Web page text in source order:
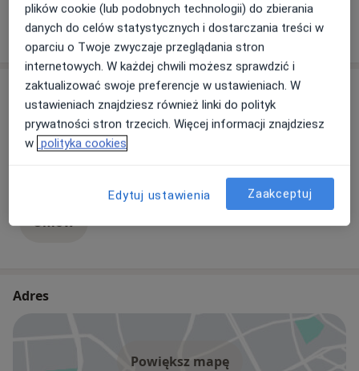
W jaki sposób ustalane są ceny?
Specjaliści
mgr Michał Siuta
111 opinii
Umów
Adres
Powiększ mapę
plików cookie (lub podobnych technologii) do zbierania
danych do celów statystycznych i dostarczania treści w
oparciu o Twoje zwyczaje przeglądania stron
internetowych. W każdej chwili możesz sprawdzić i
zaktualizować swoje preferencje w ustawieniach. W
ustawieniach znajdziesz również linki do polityk
prywatności stron trzecich. Więcej informacji znajdziesz
w polityka cookies
Edytuj ustawienia Zaakceptuj